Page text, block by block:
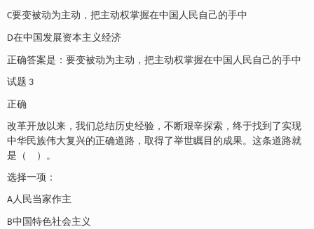
C要变被动为主动，把主动权掌握在中国人民自己的手中
D在中国发展资本主义经济
正确答案是：要变被动为主动，把主动权掌握在中国人民自己的手中
试题 3
正确
改革开放以来，我们总结历史经验，不断艰辛探索，终于找到了实现
中华民族伟大复兴的正确道路，取得了举世瞩目的成果。这条道路就
是（ ）。
选择一项：
A人民当家作主
B中国特色社会主义